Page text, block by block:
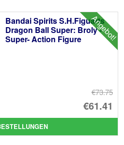
Angebot!
Bandai Spirits S.H.Figuarts
Dragon Ball Super: Broly -
Super- Action Figure
€73.75
€61.41